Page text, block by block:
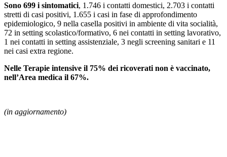
Sono 699 i sintomatici, 1.746 i contatti domestici, 2.703 i contatti
stretti di casi positivi, 1.655 i casi in fase di approfondimento
epidemiologico, 9 nella casella positivi in ambiente di vita socialità,
72 in setting scolastico/formativo, 6 nei contatti in setting lavorativo,
1 nei contatti in setting assistenziale, 3 negli screening sanitari e 11
nei casi extra regione.
Nelle Terapie intensive il 75% dei ricoverati non è vaccinato,
nell’Area medica il 67%.
(in aggiornamento)